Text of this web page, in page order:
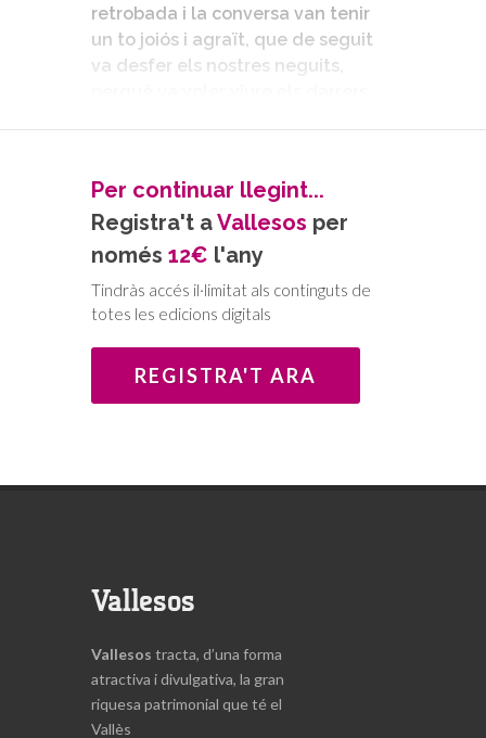
retrobada i la conversa van tenir
un to joiós i agraït, que de seguit
va desfer els nostres neguits,
Poques persones aconsegueixen
ser identificades pel gran públic
d’una societat només amb el seu
nom de pila, com passava amb
l’Arcadi. Amb el nom n’hi havia prou
per presentar-lo, fruit del gran
impacte de la seva defensa de
causes humanitàries i que un altre
món és possible. Una activisme
de l’any 1966, que va continuar
l’Assemblea de Catalunya i la
Marxa de la Llibertat, dels anys
antimilitarista, anti-OTAN i per
l’objecció de consciència i la
insubmissió a la “mili”, així com en
Per continuar llegint...
Registra't aVallesos per
només 12€ l'any
Tindràs accés il·limitat als continguts de
totes les edicions digitals
REGISTRA'T ARA
Vallesos
Vallesos tracta, d’una forma
atractiva i divulgativa, la gran
riquesa patrimonial que té el
Vallès